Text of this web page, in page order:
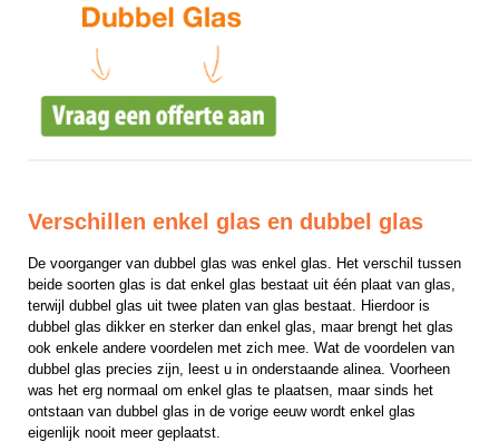
Verschillen enkel glas en dubbel glas
De voorganger van dubbel glas was enkel glas. Het verschil tussen
beide soorten glas is dat enkel glas bestaat uit één plaat van glas,
terwijl dubbel glas uit twee platen van glas bestaat. Hierdoor is
dubbel glas dikker en sterker dan enkel glas, maar brengt het glas
ook enkele andere voordelen met zich mee. Wat de voordelen van
dubbel glas precies zijn, leest u in onderstaande alinea. Voorheen
was het erg normaal om enkel glas te plaatsen, maar sinds het
ontstaan van dubbel glas in de vorige eeuw wordt enkel glas
eigenlijk nooit meer geplaatst.